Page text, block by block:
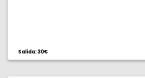
Salida: 30€